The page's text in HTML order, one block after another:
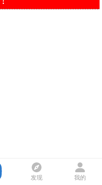
发现 我的